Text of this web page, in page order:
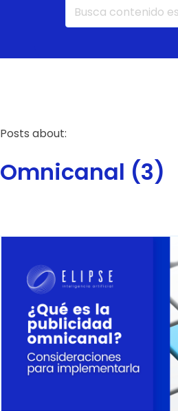
Posts about:
Omnicanal (3)